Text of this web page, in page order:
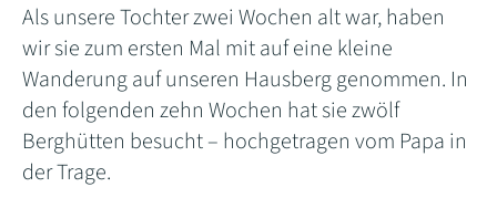
Als unsere Tochter zwei Wochen alt war, haben
wir sie zum ersten Mal mit auf eine kleine
Wanderung auf unseren Hausberg genommen. In
den folgenden zehn Wochen hat sie zwölf
Berghütten besucht – hochgetragen vom Papa in
der Trage.